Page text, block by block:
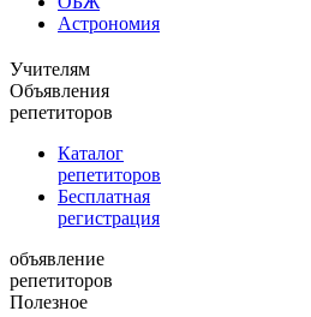
Астрономия
Учителям
Объявления
репетиторов
Каталог
репетиторов
Бесплатная
регистрация
объявление
репетиторов
Полезное